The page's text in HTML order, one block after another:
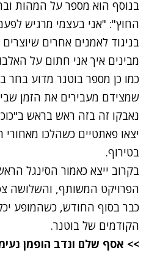
בנוסף הוא מספר על המהות
החוץ": "אני בעצמי מרגיש
בניגוד לאמנים אחרים
מבינים איך אני חתום על
כמו כן מספר בוטנר מדוע בחר
שמצידם מעבירים את הזמן
נאבקו זה בזה ראש בראש
יצאו פאתטיים כשהלכו
בטירוף.
בקרוב ייצא כאמור הסינגל
הפרויקט המשותף, והשלושה
כבר בסוף החודש, כשהמופע
הקודמים של בוטנר.
>> אסף שלם ונדב הופמן